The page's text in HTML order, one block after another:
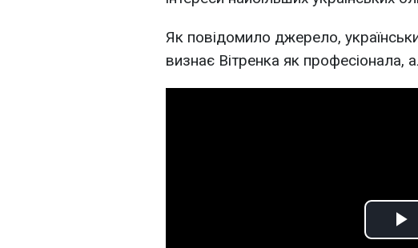
Як повідомило джерело,
визнає Вітренка як професіонала,